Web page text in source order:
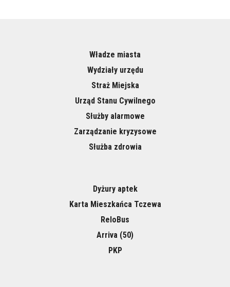
Władze miasta
Wydziały urzędu
Straż Miejska
Urząd Stanu Cywilnego
Służby alarmowe
Zarządzanie kryzysowe
Służba zdrowia
Dyżury aptek
Karta Mieszkańca Tczewa
ReloBus
Arriva (50)
PKP